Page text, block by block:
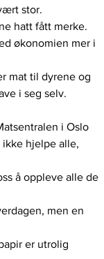
stor.
hatt fått merke.
økonomien mer i
mat til dyrene og
i seg selv.
i Oslo
ikke hjelpe alle,
å oppleve alle de
men en
er utrolig